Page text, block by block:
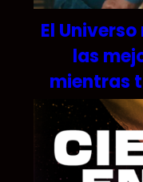
El
las
mientras